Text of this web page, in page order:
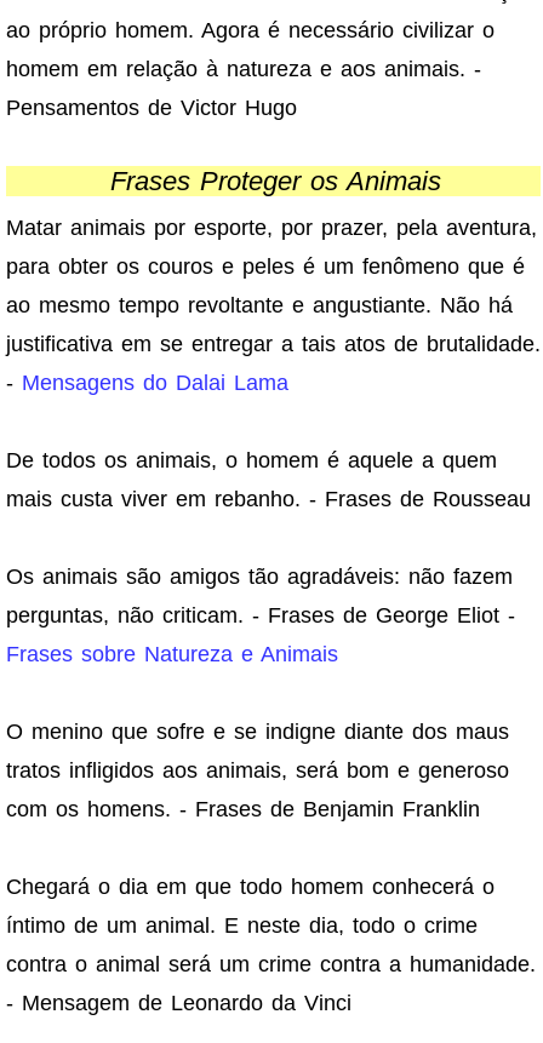
ao próprio homem. Agora é necessário civilizar o
homem em relação à natureza e aos animais. -
Pensamentos de Victor Hugo
Frases Proteger os Animais
Matar animais por esporte, por prazer, pela aventura,
para obter os couros e peles é um fenômeno que é
ao mesmo tempo revoltante e angustiante. Não há
justificativa em se entregar a tais atos de brutalidade.
- Mensagens do Dalai Lama
De todos os animais, o homem é aquele a quem
mais custa viver em rebanho. - Frases de Rousseau
Os animais são amigos tão agradáveis: não fazem
perguntas, não criticam. - Frases de George Eliot -
Frases sobre Natureza e Animais
O menino que sofre e se indigne diante dos maus
tratos infligidos aos animais, será bom e generoso
com os homens. - Frases de Benjamin Franklin
Chegará o dia em que todo homem conhecerá o
íntimo de um animal. E neste dia, todo o crime
contra o animal será um crime contra a humanidade.
- Mensagem de Leonardo da Vinci